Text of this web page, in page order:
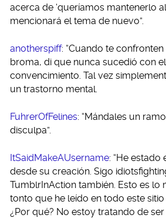
acerca de ‘queríamos mantenerlo
mencionará el tema de nuevo”.
anotherspiff: “Cuando te
broma, di que nunca sucedió con
convencimiento. Tal vez
un trastorno mental.
FuhrerOfFelines: “Mándales un
disculpa”.
ItSaidMakeAUsername: “He estado
desde su creación. Sigo
TumblrInAction también. Esto es lo
tonto que he leído en todo este sitio
¿Por qué? No estoy tratando de